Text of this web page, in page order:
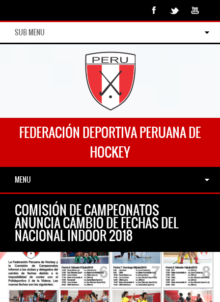
SUB MENU
FEDERACIÓN DEPORTIVA PERUANA DE
HOCKEY
MENU
COMISIÓN DE CAMPEONATOS
ANUNCIA CAMBIO DE FECHAS DEL
NACIONAL INDOOR 2018